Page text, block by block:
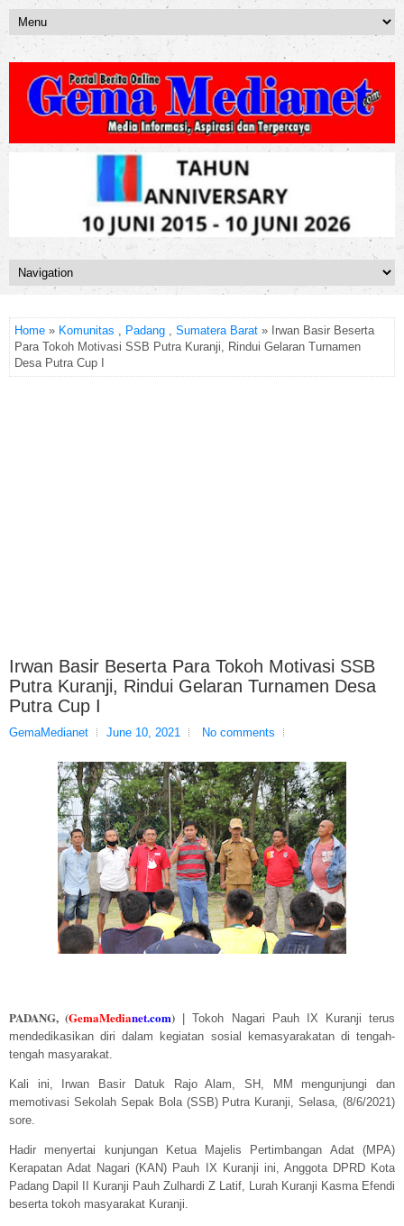
Home » Komunitas , Padang , Sumatera Barat » Irwan Basir Beserta
Para Tokoh Motivasi SSB Putra Kuranji, Rindui Gelaran Turnamen
Desa Putra Cup I
Irwan Basir Beserta Para Tokoh Motivasi SSB
Putra Kuranji, Rindui Gelaran Turnamen Desa
Putra Cup I
GemaMedianet June 10, 2021 No comments
PADANG, (GemaMedianet.com)
Tokoh Nagari Pauh IX Kuranji terus
mendedikasikan diri dalam kegiatan sosial kemasyarakatan di tengah-
tengah masyarakat.
Kali ini, Irwan Basir Datuk Rajo Alam, SH, MM mengunjungi dan
memotivasi Sekolah Sepak Bola (SSB) Putra Kuranji, Selasa, (8/6/2021)
sore.
Hadir menyertai kunjungan Ketua Majelis Pertimbangan Adat (MPA)
Kerapatan Adat Nagari (KAN) Pauh IX Kuranji ini, Anggota DPRD Kota
Padang Dapil II Kuranji Pauh Zulhardi Z Latif, Lurah Kuranji Kasma Efendi
beserta tokoh masyarakat Kuranji.